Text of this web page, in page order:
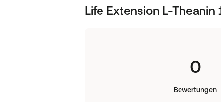
60 Gemüsekapseln
Life Extension L-Theanin
0
Bewertungen